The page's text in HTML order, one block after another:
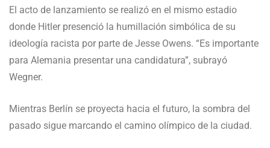
El acto de lanzamiento se realizó en el mismo estadio
donde Hitler presenció la humillación simbólica de su
ideología racista por parte de Jesse Owens. “Es importante
para Alemania presentar una candidatura”, subrayó
Wegner.
Mientras Berlín se proyecta hacia el futuro, la sombra del
pasado sigue marcando el camino olímpico de la ciudad.